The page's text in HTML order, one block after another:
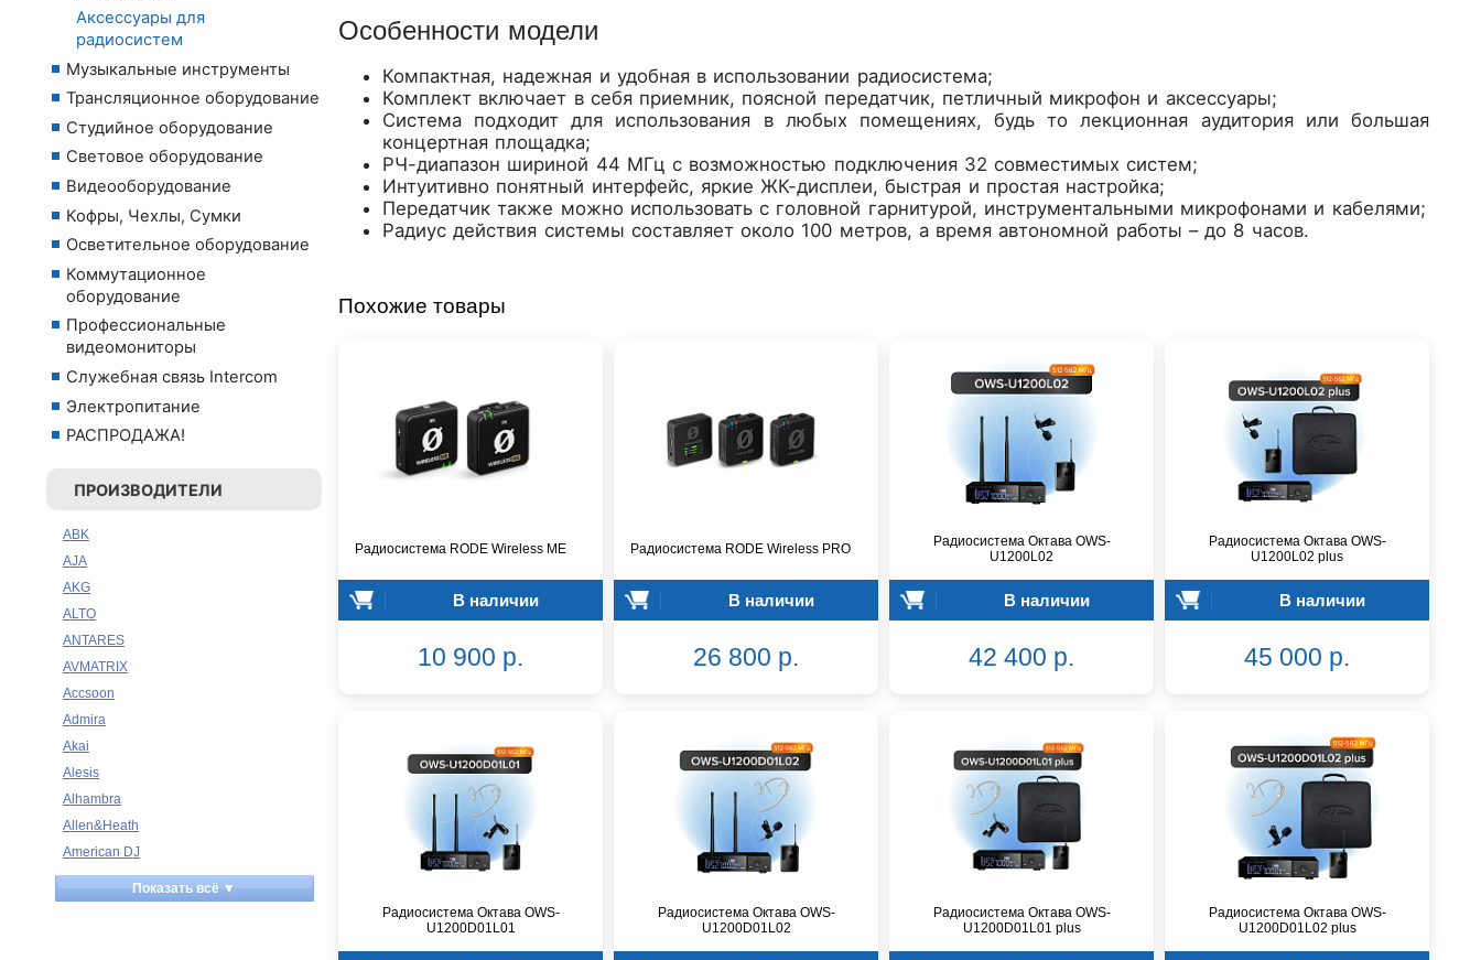
Аксессуары для
радиосистем
Музыкальные инструменты
Трансляционное оборудование
Студийное оборудование
Световое оборудование
Видеооборудование
Кофры, Чехлы, Сумки
Осветительное оборудование
Коммутационное
оборудование
Профессиональные
видеомониторы
Служебная связь Intercom
Электропитание
РАСПРОДАЖА!
ПРОИЗВОДИТЕЛИ
ABK
AJA
AKG
ALTO
ANTARES
AVMATRIX
Accsoon
Admira
Akai
Alesis
Alhambra
Allen&Heath
American DJ
Ampeg
Apart
Показать всё ▼
Особенности модели
Компактная, надежная и удобная в использовании радиосистема;
Комплект включает в себя приемник, поясной передатчик, петличный микрофон и аксессуары;
Система подходит для использования в любых помещениях, будь то лекционная аудитория или большая
концертная площадка;
РЧ-диапазон шириной 44 МГц с возможностью подключения 32 совместимых систем;
Интуитивно понятный интерфейс, яркие ЖК-дисплеи, быстрая и простая настройка;
Передатчик также можно использовать с головной гарнитурой, инструментальными микрофонами и кабелями;
Радиус действия системы составляет около 100 метров, а время автономной работы – до 8 часов.
Похожие товары
Радиосистема RODE Wireless ME
В наличии
10 900 р.
Радиосистема RODE Wireless PRO
В наличии
26 800 р.
Радиосистема Октава OWS-
U1200L02
В наличии
42 400 р.
Радиосистема Октава OWS-
U1200L02 plus
В наличии
45 000 р.
Радиосистема Октава OWS-
U1200D01L01
Радиосистема Октава OWS-
U1200D01L02
Радиосистема Октава OWS-
U1200D01L01 plus
Радиосистема Октава OWS-
U1200D01L02 plus